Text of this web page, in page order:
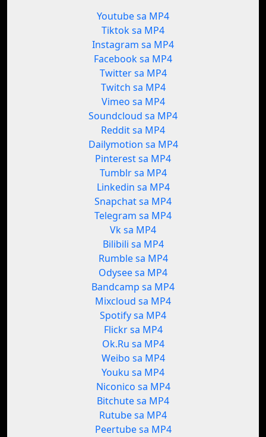
Youtube sa MP4
Tiktok sa MP4
Instagram sa MP4
Facebook sa MP4
Twitter sa MP4
Twitch sa MP4
Vimeo sa MP4
Soundcloud sa MP4
Reddit sa MP4
Dailymotion sa MP4
Pinterest sa MP4
Tumblr sa MP4
Linkedin sa MP4
Snapchat sa MP4
Telegram sa MP4
Vk sa MP4
Bilibili sa MP4
Rumble sa MP4
Odysee sa MP4
Bandcamp sa MP4
Mixcloud sa MP4
Spotify sa MP4
Flickr sa MP4
Ok.Ru sa MP4
Weibo sa MP4
Youku sa MP4
Niconico sa MP4
Bitchute sa MP4
Rutube sa MP4
Peertube sa MP4